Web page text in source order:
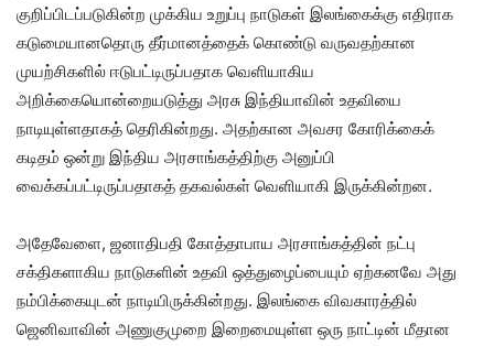
குறிப்பிடப்படுகின்ற முக்கிய உறுப்பு நாடுகள் இலங்கைக்கு எதிராக
கடுமையானதொரு தீர்மானத்தைக் கொண்டு வருவதற்கான
முயற்சிகளில் ஈடுபட்டிருப்பதாக வெளியாகிய
அறிக்கையொன்றையடுத்து அரசு இந்தியாவின் உதவியை
நாடியுள்ளதாகத் தெரிகின்றது. அதற்கான அவசர கோரிக்கைக்
கடிதம் ஒன்று இந்திய அரசாங்கத்திற்கு அனுப்பி
வைக்கப்பட்டிருப்பதாகத் தகவல்கள் வெளியாகி இருக்கின்றன.
அதேவேளை, ஜனாதிபதி கோத்தாபாய அரசாங்கத்தின் நட்பு
சக்திகளாகிய நாடுகளின் உதவி ஒத்துழைப்பையும் ஏற்கனவே அது
நம்பிக்கையுடன் நாடியிருக்கின்றது. இலங்கை விவகாரத்தில்
ஜெனிவாவின் அணுகுமுறை இறைமையுள்ள ஒரு நாட்டின் மீதான